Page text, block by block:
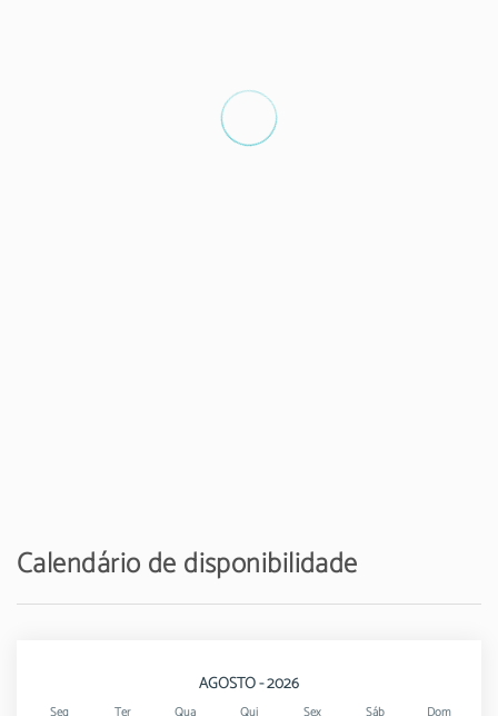
Praia de areia - Praia de Vilamoura
Calendário de disponibilidade
AGOSTO - 2026